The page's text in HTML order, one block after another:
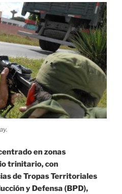
en zonas
trinitario, con
de Tropas Territoriales
y Defensa (BPD),